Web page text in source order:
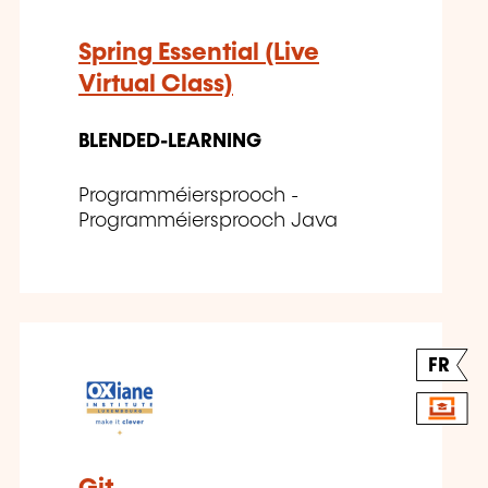
Spring Essential (Live
Virtual Class)
BLENDED-LEARNING
Programméiersprooch -
Programméiersprooch Java
FR